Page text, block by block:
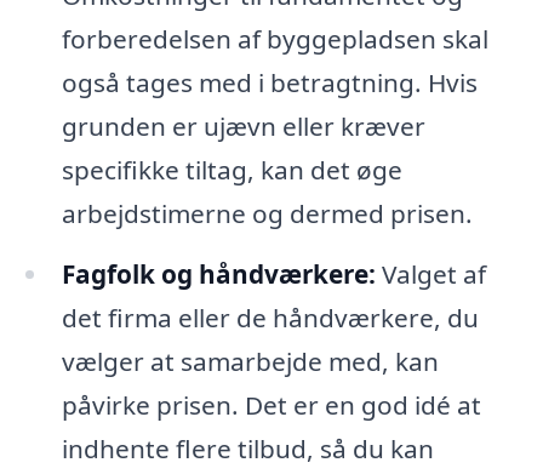
forberedelsen af byggepladsen skal
også tages med i betragtning. Hvis
grunden er ujævn eller kræver
specifikke tiltag, kan det øge
arbejdstimerne og dermed prisen.
Fagfolk og håndværkere: Valget af
det firma eller de håndværkere, du
vælger at samarbejde med, kan
påvirke prisen. Det er en god idé at
indhente flere tilbud, så du kan